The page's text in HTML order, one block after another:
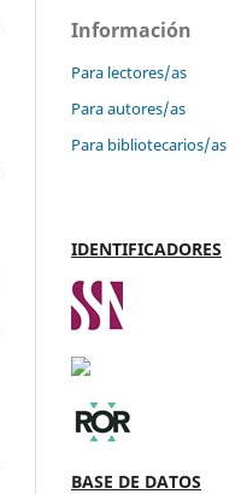
Información
Para lectores/as
Para autores/as
Para bibliotecarios/as
IDENTIFICADORES
BASE DE DATOS